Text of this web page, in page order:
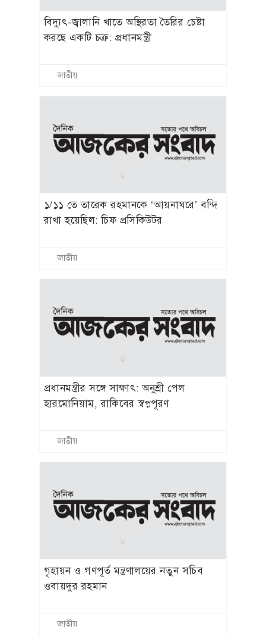
প্রধানমন্ত্রীর সঙ্গে সাক্ষাৎ: অনুশ্রী পেল
হারমোনিয়াম, রাকিবের স্বপ্নপূরণ
জাতীয়
গৃহায়ন ও গণপূর্ত মন্ত্রণালয়ের নতুন সচিব
ওবায়দুর রহমান
জাতীয়
হাজারো প্রাণের আত্মত্যাগ বৃথা যায়নি:
প্রধানমন্ত্রী
জাতীয়